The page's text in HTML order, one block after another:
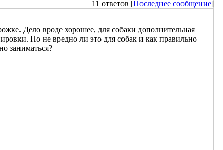
11 ответов [Последнее сообщение]
Дело вроде хорошее, для собаки дополнительная
Но не вредно ли это для собак и как правильно
заниматься?